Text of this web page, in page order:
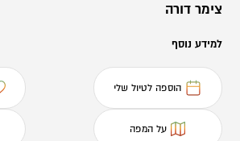
צימר דורה
למידע נוסף
הוספה לטיול שלי
על המפה